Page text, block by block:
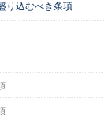
り込むべき条項